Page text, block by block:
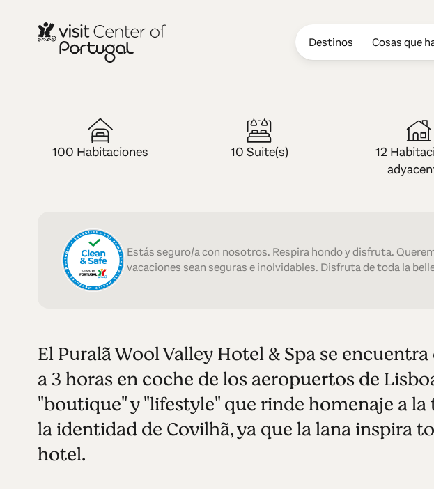
Destinos Cosas que
HOTEL — 4 ESTRELLAS
Puralã - Wool
Spa
100 Habitaciones 10 Suite(s)
12
Estás seguro/a con nosotros. Respira hondo y disfruta.
vacaciones sean seguras e inolvidables. Disfruta de toda la
El Puralã Wool Valley Hotel & Spa se
a 3 horas en coche de los aeropuertos de
"boutique" y "lifestyle" que rinde homenaje a
la identidad de Covilhã, ya que la lana inspira
hotel.